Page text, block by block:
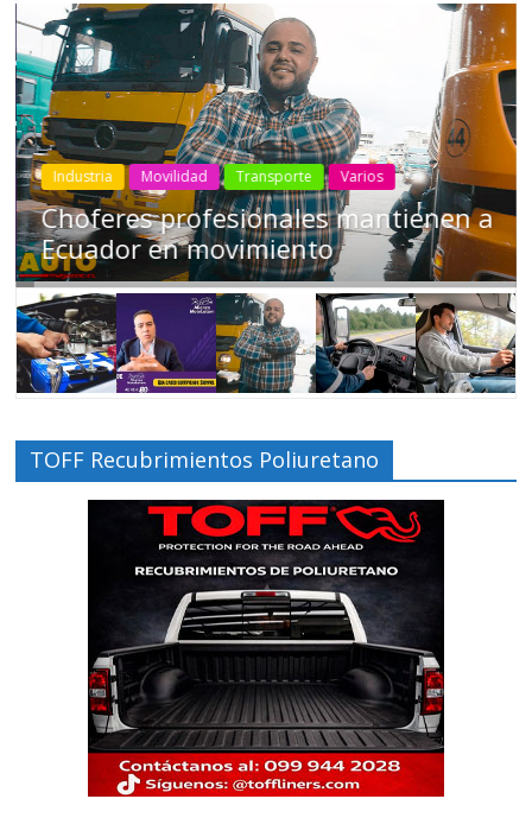
Industria Movilidad Transporte Varios
Choferes profesionales mantienen a
Ecuador en movimiento
TOFF Recubrimientos Poliuretano